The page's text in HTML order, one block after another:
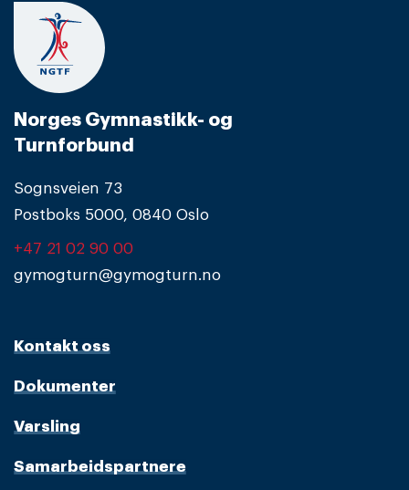
Norges Gymnastikk- og
Turnforbund
Sognsveien 73
Postboks 5000, 0840 Oslo
+47 21 02 90 00
gymogturn@gymogturn.no
Kontakt oss
Dokumenter
Varsling
Samarbeidspartnere